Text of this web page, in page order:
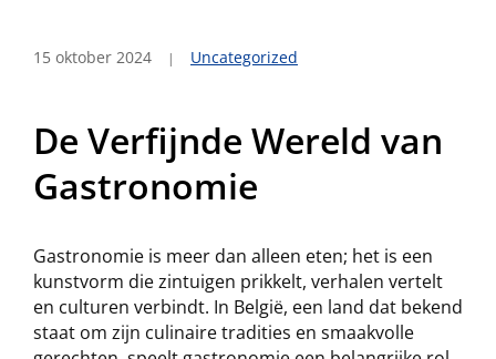
15 oktober 2024 Uncategorized
De Verfijnde Wereld van
Gastronomie
Gastronomie is meer dan alleen eten; het is een
kunstvorm die zintuigen prikkelt, verhalen vertelt
en culturen verbindt. In België, een land dat bekend
staat om zijn culinaire tradities en smaakvolle